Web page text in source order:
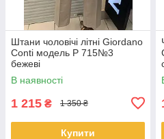
Штани чоловічі літні Giordano
Conti модель Р 715№3
бежевi
В наявності
1 215 ₴ 1 350 ₴
Купити